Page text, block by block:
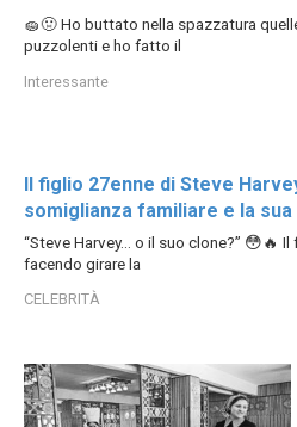
🧽🤢 Ho buttato nella spazzatura
puzzolenti e ho fatto il
Interessante
Il figlio 27enne di Steve
somiglianza familiare e la
“Steve Harvey… o il suo clone?” 😳🔥
facendo girare la
CELEBRITÀ